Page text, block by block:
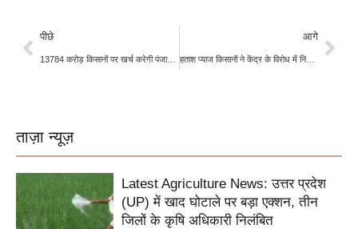
पीछे
13784 करोड़ किसानों पर खर्च करेगी पंजाब सरकार
आगे
हताश प्याज किसानों ने केंद्र के विरोध में निकाली रथ यात्रा
ताज़ा न्यूज़
Latest Agriculture News: उत्तर प्रदेश
(UP) में खाद घोटाले पर बड़ा एक्शन, तीन
जिलों के कृषि अधिकारी निलंबित